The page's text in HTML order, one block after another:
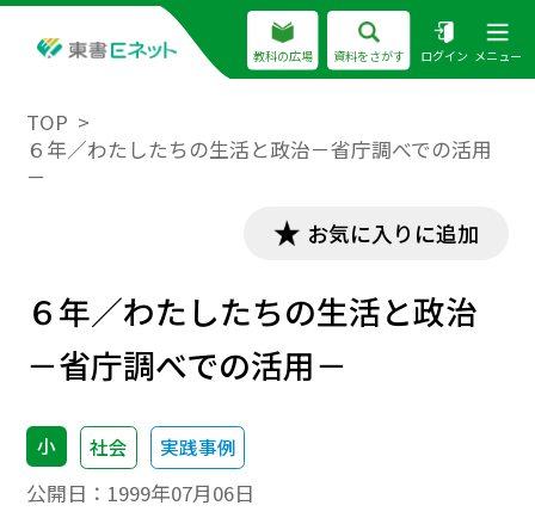
教科の広場 資料をさがす ログイン メニュー
TOP
６年／わたしたちの生活と政治－省庁調べでの活用
－
お気に入りに追加
６年／わたしたちの生活と政治
－省庁調べでの活用－
小 社会 実践事例
公開日： 1999年07月06日